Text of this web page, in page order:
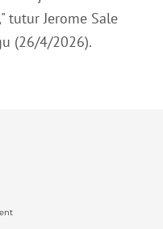
tutur Jerome Sale
(26/4/2026).